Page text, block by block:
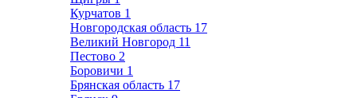
Курчатов 1
Новгородская область 17
Великий Новгород 11
Пестово 2
Боровичи 1
Брянская область 17